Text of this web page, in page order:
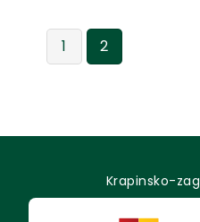
1 2
Krapinsko-